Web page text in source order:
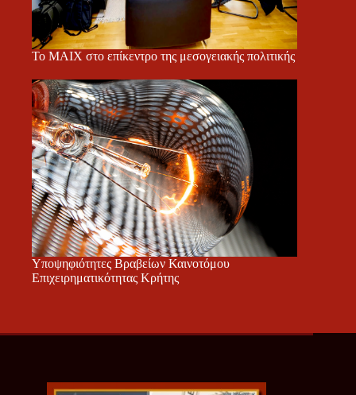
Το ΜΑΙΧ στο επίκεντρο της μεσογειακής πολιτικής
Υποψηφιότητες Βραβείων Καινοτόμου
Επιχειρηματικότητας Κρήτης